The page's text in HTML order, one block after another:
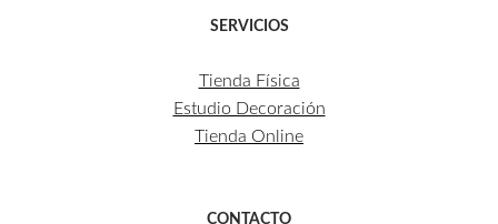
SERVICIOS
Tienda Física
Estudio Decoración
Tienda Online
CONTACTO